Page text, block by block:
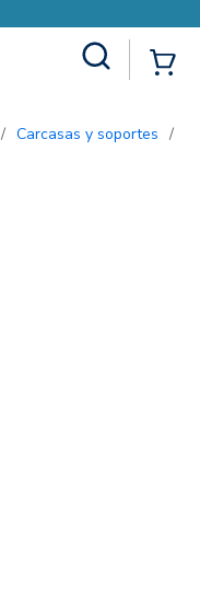
/ Carcasas y soportes /